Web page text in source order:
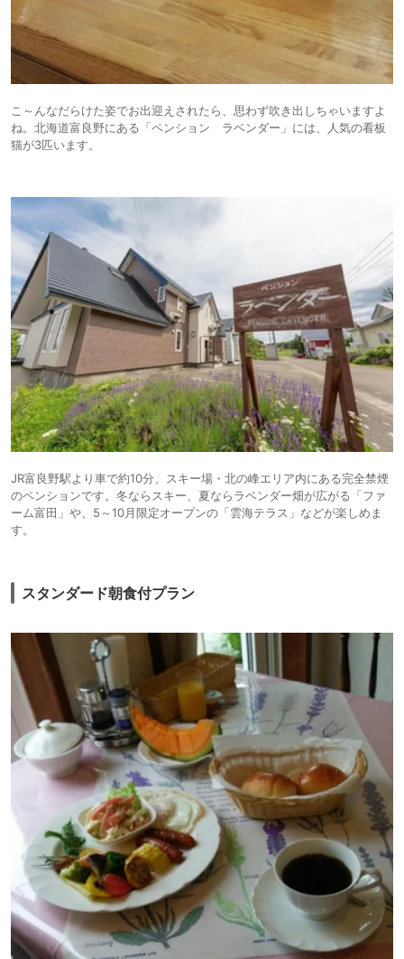
こ～んなだらけた姿でお出迎えされたら、思わず吹き出しちゃいますよ
ね。北海道富良野にある「ペンション ラベンダー」には、人気の看板
猫が3匹います。
JR富良野駅より車で約10分、スキー場・北の峰エリア内にある完全禁煙
のペンションです。冬ならスキー、夏ならラベンダー畑が広がる「ファ
ーム富田」や、5～10月限定オープンの「雲海テラス」などが楽しめま
す。
スタンダード朝食付プラン